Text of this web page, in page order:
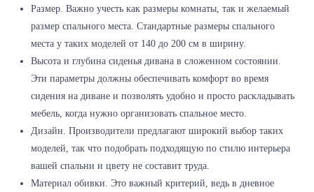
Размер. Важно учесть как размеры комнаты, так и желаемый
размер спального места. Стандартные размеры спального
места у таких моделей от 140 до 200 см в ширину.
Высота и глубина сиденья дивана в сложенном состоянии.
Эти параметры должны обеспечивать комфорт во время
сидения на диване и позволять удобно и просто раскладывать
мебель, когда нужно организовать спальное место.
Дизайн. Производители предлагают широкий выбор таких
моделей, так что подобрать подходящую по стилю интерьера
вашей спальни и цвету не составит труда.
Материал обивки. Это важный критерий, ведь в дневное